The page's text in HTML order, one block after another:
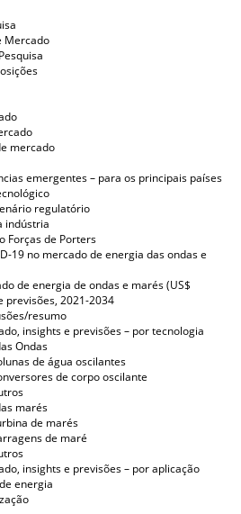
Mercado
mercado
emergentes – para os principais países
regulatório
indústria
Forças de Porters
19 no mercado de energia das ondas e
de energia de ondas e marés (US$
previsões, 2021-2034
resumo
insights e previsões – por tecnologia
Ondas
de água oscilantes
de corpo oscilante
marés
de marés
de maré
insights e previsões – por aplicação
energia